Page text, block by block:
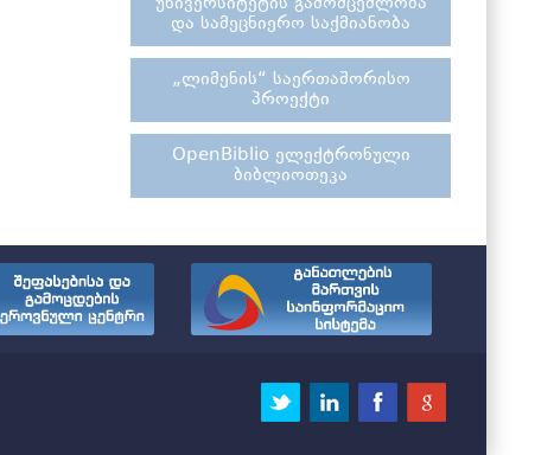
უნივერსიტეტის გამომცემლობა
და სამეცნიერო საქმიანობა
„ლიმენის“ საერთაშორისო
პროექტი
OpenBiblio ელექტრონული
ბიბლიოთეკა